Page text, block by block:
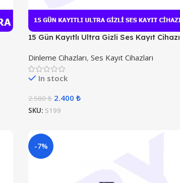
15 Gün Kayıtlı Ultra Gizli Ses Kayıt Cihazı
Dinleme Cihazları, Ses Kayıt Cihazları
In stock
2.580₺ 2.400 ₺
SKU: S199
-7%